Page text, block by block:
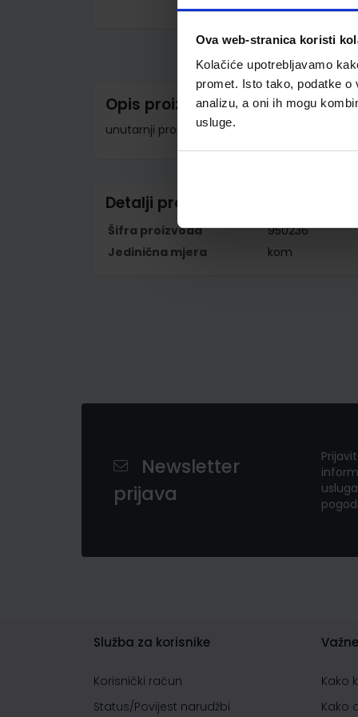
Ova web-stranica koristi
Kolačiće upotrebljavamo
promet. Isto tako, podatke
analizu, a oni ih mogu
usluge.
gallery
Opis proizvoda
unutarnji promjer 26 mm; polipropilen
Detalji proizvoda
Šifra proizvoda
950236
Jedinična mjera
kom
Newsletter
prijava
Služba za korisnike
Korisnički račun
Status/Povijest narudžbi
Kako
Kako